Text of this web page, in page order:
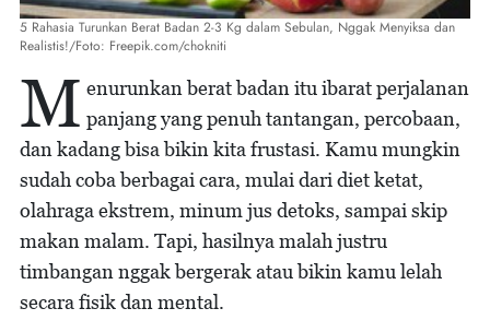
5 Rahasia Turunkan Berat Badan 2-3 Kg dalam Sebulan, Nggak Menyiksa dan
Realistis!/Foto: Freepik.com/chokniti
M enurunkan berat badan itu ibarat perjalanan
panjang yang penuh tantangan, percobaan,
dan kadang bisa bikin kita frustasi. Kamu mungkin
sudah coba berbagai cara, mulai dari diet ketat,
olahraga ekstrem, minum jus detoks, sampai skip
makan malam. Tapi, hasilnya malah justru
timbangan nggak bergerak atau bikin kamu lelah
secara fisik dan mental.